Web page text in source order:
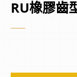
RU橡膠齒